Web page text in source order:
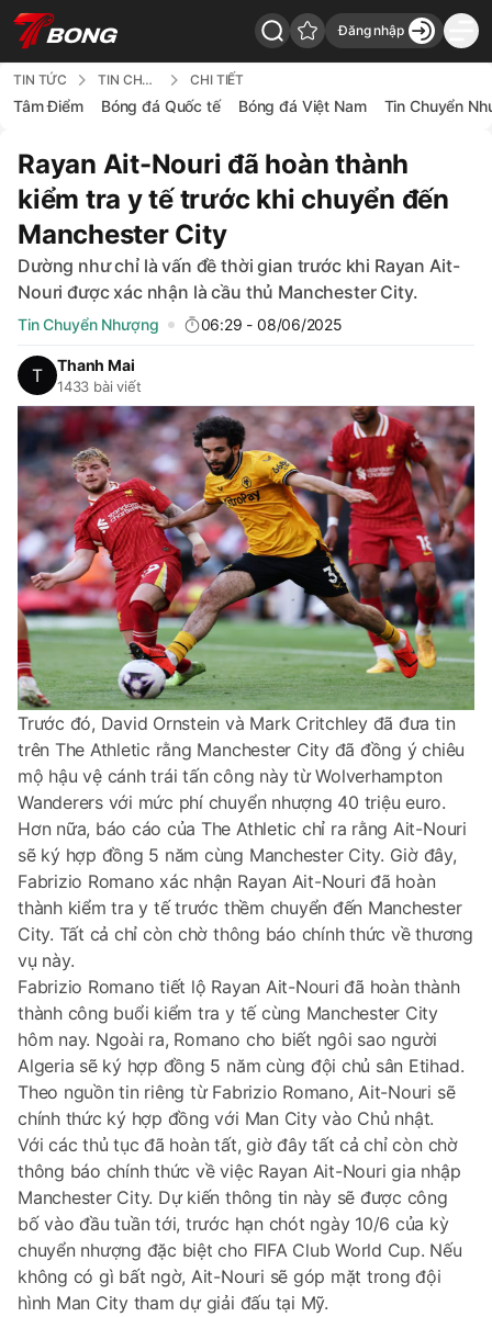
7Bong - Back to home
Đăng nhập
TIN TỨC TIN CHUYỂN NHƯỢNG CHI TIẾT
Tâm Điểm Bóng đá Quốc tế Bóng đá Việt Nam Tin Chuyển
Rayan Ait-Nouri đã hoàn thành
kiểm tra y tế trước khi chuyển đến
Manchester City
Dường như chỉ là vấn đề thời gian trước khi Rayan Ait-
Nouri được xác nhận là cầu thủ Manchester City.
Tin Chuyển Nhượng 06:29 - 08/06/2025
Thanh Mai
1433 bài viết
Trước đó, David Ornstein và Mark Critchley đã đưa tin
trên The Athletic rằng Manchester City đã đồng ý chiêu
mộ hậu vệ cánh trái tấn công này từ Wolverhampton
Wanderers với mức phí chuyển nhượng 40 triệu euro.
Hơn nữa, báo cáo của The Athletic chỉ ra rằng Ait-Nouri
sẽ ký hợp đồng 5 năm cùng Manchester City. Giờ đây,
Fabrizio Romano xác nhận Rayan Ait-Nouri đã hoàn
thành kiểm tra y tế trước thềm chuyển đến Manchester
City. Tất cả chỉ còn chờ thông báo chính thức về thương
vụ này.
Fabrizio Romano tiết lộ Rayan Ait-Nouri đã hoàn thành
thành công buổi kiểm tra y tế cùng Manchester City
hôm nay. Ngoài ra, Romano cho biết ngôi sao người
Algeria sẽ ký hợp đồng 5 năm cùng đội chủ sân Etihad.
Theo nguồn tin riêng từ Fabrizio Romano, Ait-Nouri sẽ
chính thức ký hợp đồng với Man City vào Chủ nhật.
Với các thủ tục đã hoàn tất, giờ đây tất cả chỉ còn chờ
thông báo chính thức về việc Rayan Ait-Nouri gia nhập
Manchester City. Dự kiến thông tin này sẽ được công
bố vào đầu tuần tới, trước hạn chót ngày 10/6 của kỳ
chuyển nhượng đặc biệt cho FIFA Club World Cup. Nếu
không có gì bất ngờ, Ait-Nouri sẽ góp mặt trong đội
hình Man City tham dự giải đấu tại Mỹ.